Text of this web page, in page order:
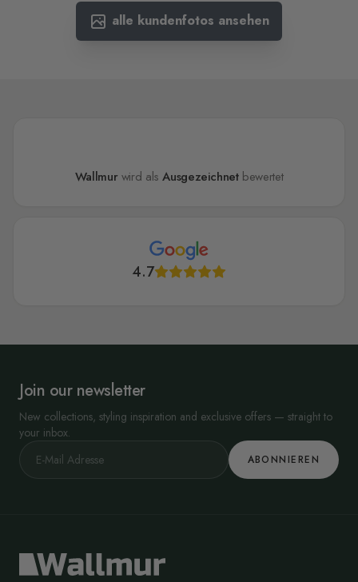
alle kundenfotos ansehen
Wallmur wird alsAusgezeichnetbewertet
4.7
Join our newsletter
New collections, styling inspiration and exclusive offers — straight to
your inbox.
ABONNIEREN